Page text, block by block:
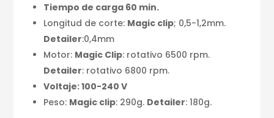
Tiempo de carga 60 min.
Longitud de corte: Magic clip; 0,5-1,2mm.
Detailer:0,4mm
Motor: Magic Clip: rotativo 6500 rpm.
Detailer: rotativo 6800 rpm.
Voltaje: 100-240 V
Peso: Magic clip: 290g. Detailer: 180g.